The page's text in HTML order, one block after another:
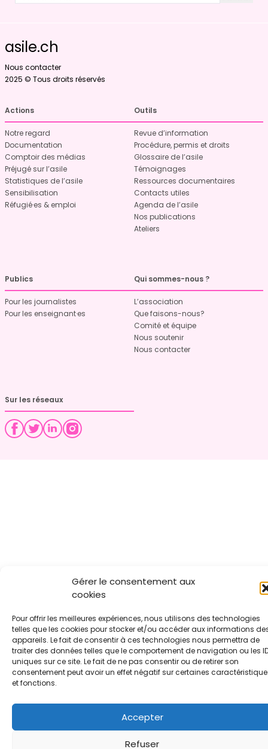
Gérer le consentement aux
cookies
Pour offrir les meilleures expériences, nous utilisons des technologies
telles que les cookies pour stocker et/ou accéder aux informations
appareils. Le fait de consentir à ces technologies nous permettra de
traiter des données telles que le comportement de navigation ou les
uniques sur ce site. Le fait de ne pas consentir ou de retirer son
consentement peut avoir un effet négatif sur certaines
et fonctions.
Accepter
Refuser
asile.ch
Nous contacter
2025 © Tous droits réservés
Actions
Notre regard
Documentation
Comptoir des médias
Préjugé sur l’asile
Statistiques de l’asile
Sensibilisation
Réfugié·es & emploi
Outils
Revue d’information
Procédure, permis et droits
Glossaire de l’asile
Témoignages
Ressources documentaires
Contacts utiles
Agenda de l’asile
Nos publications
Ateliers
Publics
Pour les journalistes
Pour les enseignant·es
Qui sommes-nous ?
L’association
Que faisons-nous?
Comité et équipe
Nous soutenir
Nous contacter
Sur les réseaux